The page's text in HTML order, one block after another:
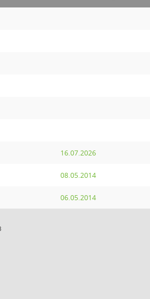
16.07.2026
08.05.2014
06.05.2014